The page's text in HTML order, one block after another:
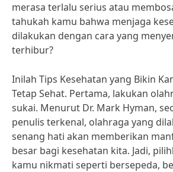
merasa terlalu serius atau
tahukah kamu bahwa menjaga
dilakukan dengan cara yang
terhibur?
Inilah Tips Kesehatan yang Bikin
Tetap Sehat. Pertama, lakukan
sukai. Menurut Dr. Mark Hyman,
penulis terkenal, olahraga yang
senang hati akan memberikan
besar bagi kesehatan kita. Jadi,
kamu nikmati seperti bersepeda,